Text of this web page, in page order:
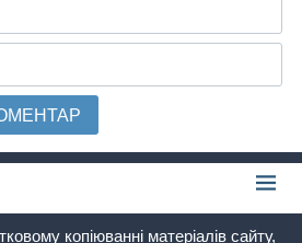
копіюванні матеріалів сайту,